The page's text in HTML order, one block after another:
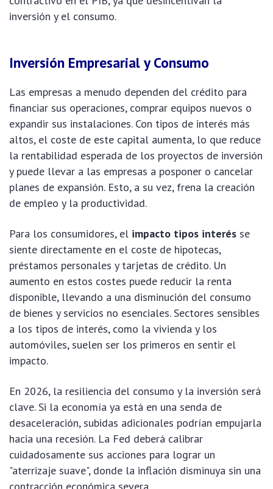
inversión y el consumo.
Inversión Empresarial y Consumo
Las empresas a menudo dependen del crédito para
financiar sus operaciones, comprar equipos nuevos o
expandir sus instalaciones. Con tipos de interés más
altos, el coste de este capital aumenta, lo que reduce
la rentabilidad esperada de los proyectos de inversión
y puede llevar a las empresas a posponer o cancelar
planes de expansión. Esto, a su vez, frena la creación
de empleo y la productividad.
Para los consumidores, el impacto tipos interés se
siente directamente en el coste de hipotecas,
préstamos personales y tarjetas de crédito. Un
aumento en estos costes puede reducir la renta
disponible, llevando a una disminución del consumo
de bienes y servicios no esenciales. Sectores sensibles
a los tipos de interés, como la vivienda y los
automóviles, suelen ser los primeros en sentir el
impacto.
En 2026, la resiliencia del consumo y la inversión será
clave. Si la economía ya está en una senda de
desaceleración, subidas adicionales podrían empujarla
hacia una recesión. La Fed deberá calibrar
cuidadosamente sus acciones para lograr un
"aterrizaje suave", donde la inflación disminuya sin una